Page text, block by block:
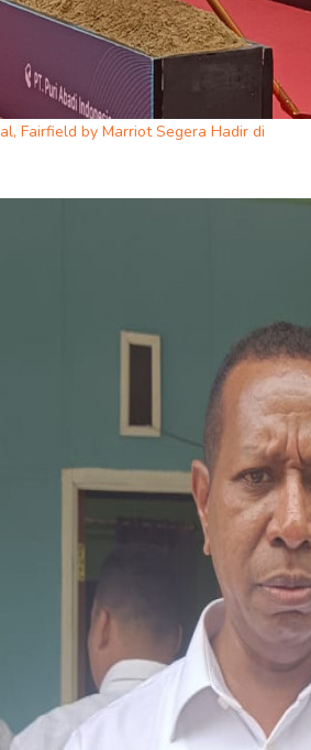
Fairfield by Marriot Segera Hadir di